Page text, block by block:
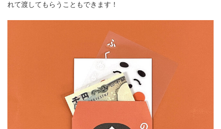
れて渡してもらうこともできます！